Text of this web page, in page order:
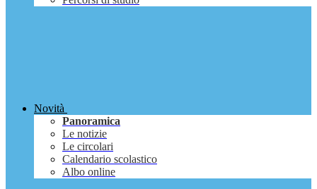
Novità
Panoramica
Le notizie
Le circolari
Calendario scolastico
Albo online